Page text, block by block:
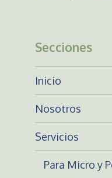
Secciones
Inicio
Nosotros
Servicios
Para Micro y